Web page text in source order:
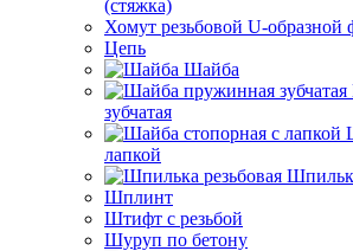
(стяжка)
Хомут резьбовой U-образной
Цепь
Шайба
зубчатая
лапкой
Шплинт
Штифт с резьбой
Шуруп по бетону